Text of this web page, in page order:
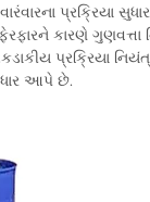
પ્રક્રિયા
કારણે
પ્રક્રિયા
આપે છે.